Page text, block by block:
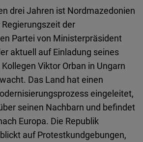
drei Jahren ist Nordmazedonien
der
Partei von Ministerpräsident
aktuell auf Einladung seines
Viktor Orban in Ungarn
Das Land hat einen
eingeleitet,
seinen Nachbarn und befindet
Europa. Die Republik
auf Protestkundgebungen,